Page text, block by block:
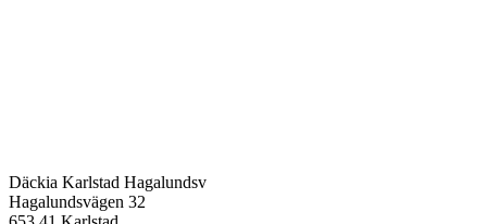
Däckia Karlstad Hagalundsv
Hagalundsvägen 32